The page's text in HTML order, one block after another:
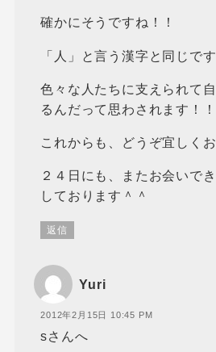
確かにそうですね！！
「人」と言う漢字と同じです
色々な人たちに支えられて
るんだって思わされます！！
これからも、どうぞ宜しく
２４日にも、またお会いで
しております＾＾
返信
Yuri
2012年2月15日 10:45 PM
sさんへ